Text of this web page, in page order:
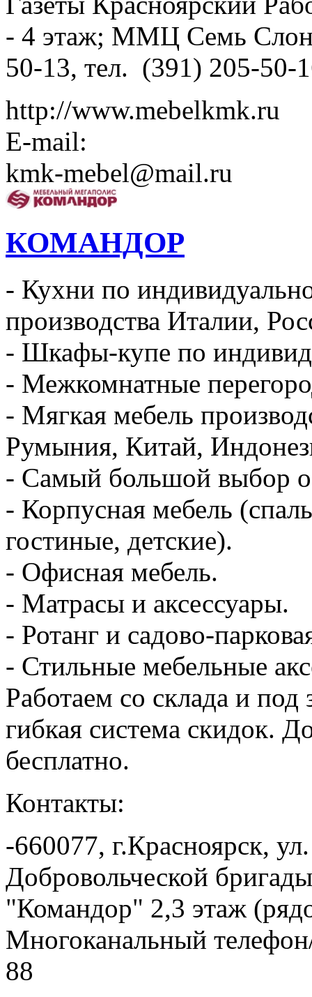
- 4 этаж; ММЦ Семь
50-13, тел. (391) 205-50-
http://www.mebelkmk.ru
E-mail:
kmk-mebel@mail.ru
КОМАНДОР
- Кухни по
производства Италии,
- Шкафы-купе по
- Межкомнатные
- Мягкая мебель
Румыния, Китай,
- Самый большой выбор
- Корпусная мебель
гостиные, детские).
- Офисная мебель.
- Матрасы и аксессуары.
- Ротанг и садово-
- Стильные мебельные
Работаем со склада и под
гибкая система скидок.
бесплатно.
Контакты:
-660077, г.Красноярск,
Добровольческой
"Командор" 2,3 этаж
Многоканальный
88